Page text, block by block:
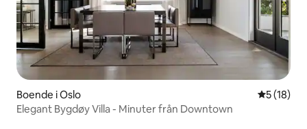
Boende i Oslo 5 av 5 i
5 (18)
Elegant Bygdøy Villa - Minuter från Downtown